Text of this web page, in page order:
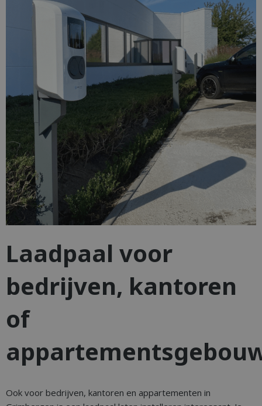
Laadpaal voor
bedrijven, kantoren
of
Ook voor bedrijven, kantoren en appartementen in